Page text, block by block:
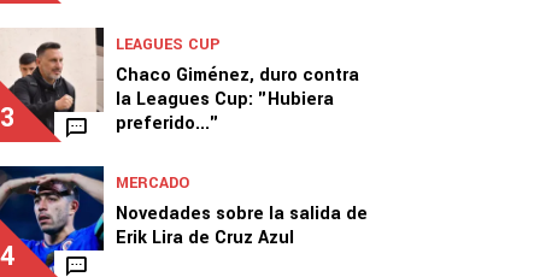
3
LEAGUES CUP
Chaco Giménez, duro contra
la Leagues Cup: "Hubiera
preferido..."
4
MERCADO
Novedades sobre la salida de
Erik Lira de Cruz Azul